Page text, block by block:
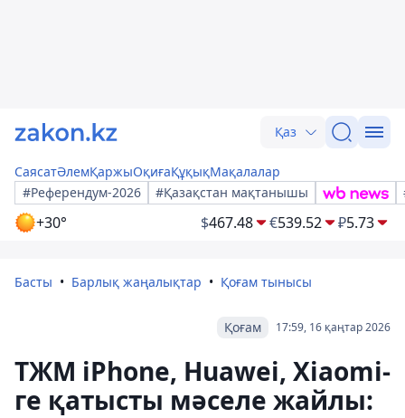
Қаз
СаясатӘлемҚаржыОқиғаҚұқықМақалалар
#Референдум-2026
#Қазақстан мақтанышы
+30° $467.48 €539.52 ₽5.73
Басты Барлық жаңалықтар Қоғам тынысы
17:59, 16 қаңтар 2026
Қоғам
ТЖМ iPhone, Huawei, Xiaomi-
ге қатысты мәселе жайлы: